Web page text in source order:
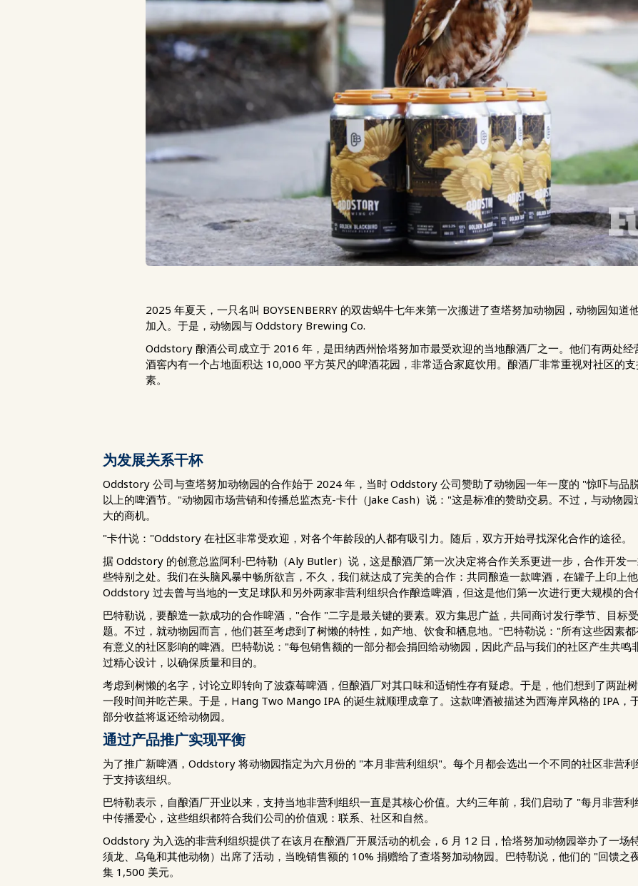
2025 年夏天，一只名叫 BOYSENBERRY 的双齿蜗牛七年来第一次搬进了查塔努加动物园，动物园知道
加入。于是，动物园与 Oddstory Brewing Co.
Oddstory 酿酒公司成立于 2016 年，是田纳西州恰塔努加市最受欢迎的当地酿酒厂之一。他们有两处经
酒窖内有一个占地面积达 10,000 平方英尺的啤酒花园，非常适合家庭饮用。酿酒厂非常重视对社区的
素。
为发展关系干杯
Oddstory 公司与查塔努加动物园的合作始于 2024 年，当时 Oddstory 公司赞助了动物园一年一度的 "惊吓与
以上的啤酒节。"动物园市场营销和传播总监杰克-卡什（Jake Cash）说："这是标准的赞助交易。不过，与动物
大的商机。
"卡什说："Oddstory 在社区非常受欢迎，对各个年龄段的人都有吸引力。随后，双方开始寻找深化合作的途径。
据 Oddstory 的创意总监阿利-巴特勒（Aly Butler）说，这是酿酒厂第一次决定将合作关系更进一步，合作开发
些特别之处。我们在头脑风暴中畅所欲言，不久，我们就达成了完美的合作：共同酿造一款啤酒，在罐子上印
Oddstory 过去曾与当地的一支足球队和另外两家非营利组织合作酿造啤酒，但这是他们第一次进行更大规模的合
巴特勒说，要酿造一款成功的合作啤酒，"合作 "二字是最关键的要素。双方集思广益，共同商讨发行季节、目标
题。不过，就动物园而言，他们甚至考虑到了树懒的特性，如产地、饮食和栖息地。"巴特勒说："所有这些因素
有意义的社区影响的啤酒。巴特勒说："每包销售额的一部分都会捐回给动物园，因此产品与我们的社区产生共
过精心设计，以确保质量和目的。
考虑到树懒的名字，讨论立即转向了波森莓啤酒，但酿酒厂对其口味和适销性存有疑虑。于是，他们想到了两趾
一段时间并吃芒果。于是，Hang Two Mango IPA 的诞生就顺理成章了。这款啤酒被描述为西海岸风格的 IPA，
部分收益将返还给动物园。
通过产品推广实现平衡
为了推广新啤酒，Oddstory 将动物园指定为六月份的 "本月非营利组织"。每个月都会选出一个不同的社区非营
于支持该组织。
巴特勒表示，自酿酒厂开业以来，支持当地非营利组织一直是其核心价值。大约三年前，我们启动了 "每月非营
中传播爱心，这些组织都符合我们公司的价值观：联系、社区和自然。
Oddstory 为入选的非营利组织提供了在该月在酿酒厂开展活动的机会，6 月 12 日，恰塔努加动物园举办了一场
须龙、乌龟和其他动物）出席了活动，当晚销售额的 10% 捐赠给了查塔努加动物园。巴特勒说，他们的 "回馈
集 1,500 美元。